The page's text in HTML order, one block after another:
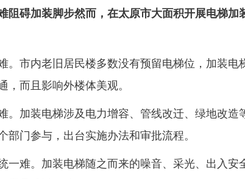
阻碍加装脚步然而，在太原市大面积开展电梯加
市内老旧居民楼多数没有预留电梯位，加装电
，而且影响外楼体美观。
加装电梯涉及电力增容、管线改迁、绿地改造
部门参与，出台实施办法和审批流程。
难。加装电梯随之而来的噪音、采光、出入安